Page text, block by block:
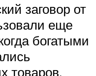
заговор от
еще
богатыми
товаров.